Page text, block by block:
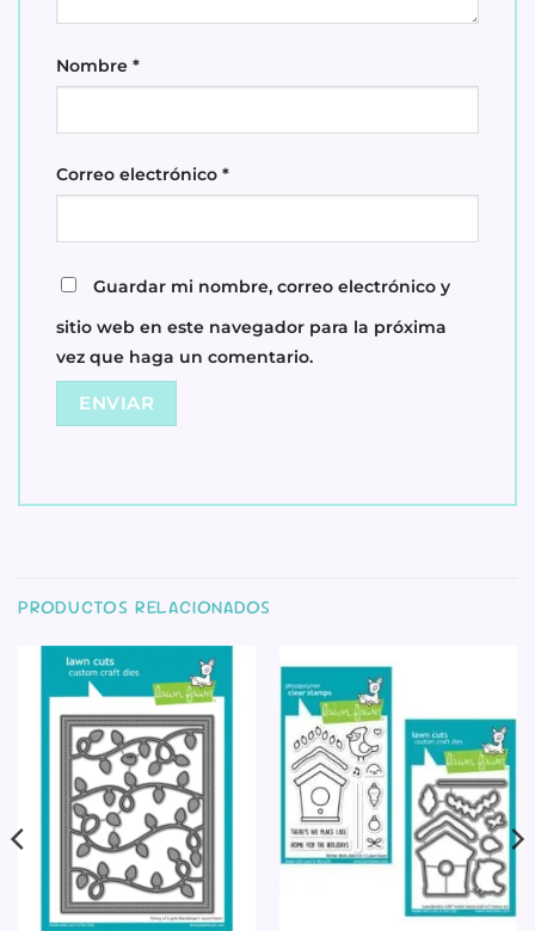
Nombre *
Correo electrónico *
Guardar mi nombre, correo electrónico y
sitio web en este navegador para la próxima
vez que haga un comentario.
PRODUCTOS RELACIONADOS